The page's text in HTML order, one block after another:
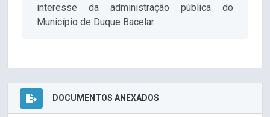
interesse da administração pública do
Município de Duque Bacelar
DOCUMENTOS ANEXADOS